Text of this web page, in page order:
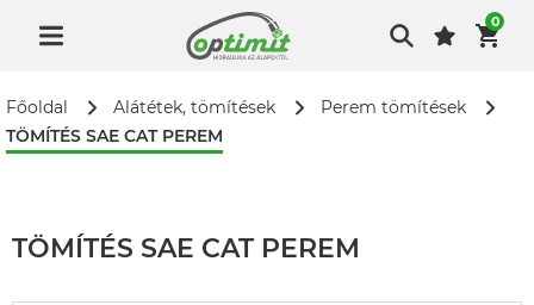
0
Főoldal Alátétek, tömítések
Perem tömítések
TÖMÍTÉS SAE CAT PEREM
TÖMÍTÉS SAE CAT PEREM